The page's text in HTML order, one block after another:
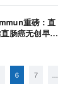
重磅：直
肠癌无创早筛
6 7 ...